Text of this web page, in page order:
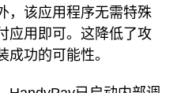
，该应用程序无需特殊
应用即可。这降低了攻
成功的可能性。